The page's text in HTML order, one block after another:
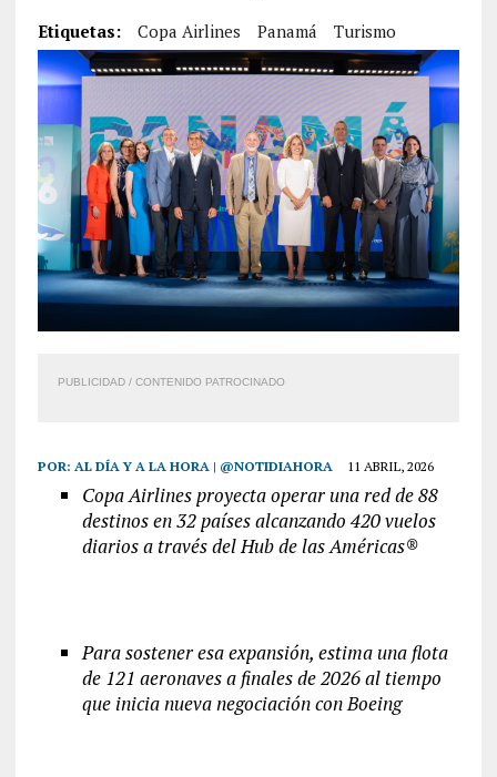
Etiquetas: Copa Airlines Panamá Turismo
PUBLICIDAD / CONTENIDO PATROCINADO
POR: AL DÍA Y A LA HORA | @NOTIDIAHORA 11 ABRIL, 2026
Copa Airlines proyecta operar una red de 88
destinos en 32 países alcanzando 420 vuelos
diarios a través del Hub de las Américas®
Para sostener esa expansión, estima una flota
de 121 aeronaves a finales de 2026 al tiempo
que inicia nueva negociación con Boeing